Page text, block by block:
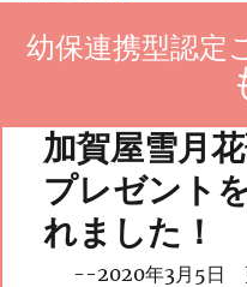
幼保連携型認定
加賀屋雪月
プレゼント
れました！
--2020年3月5日